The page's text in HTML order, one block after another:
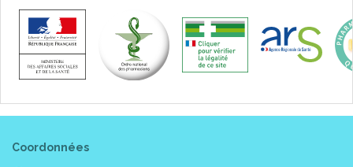
Coordonnées